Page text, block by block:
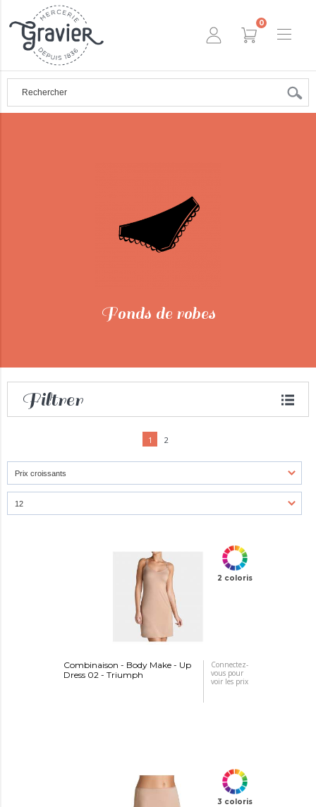
0
Fonds de robes
Filtrer
1 2
2 coloris
Combinaison - Body Make - Up
Dress 02 - Triumph
Connectez-
vous pour
voir les prix
3 coloris